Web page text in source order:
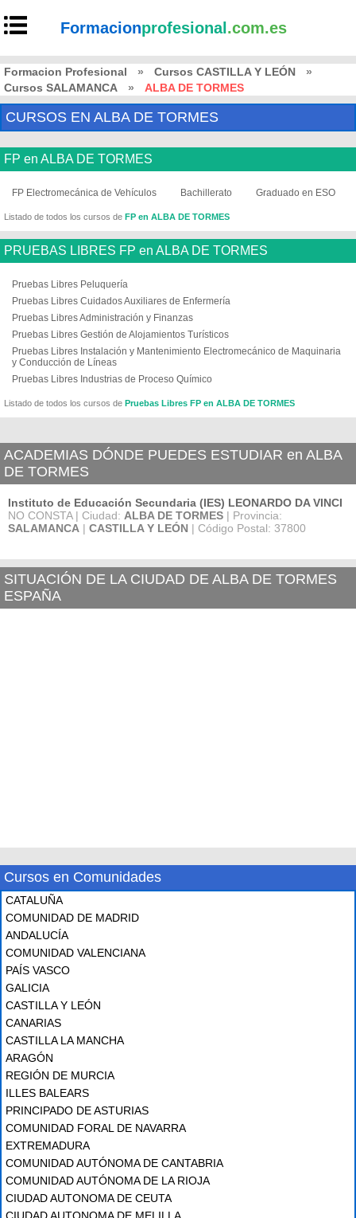
Formacionprofesional .com.es
Formacion Profesional » Cursos CASTILLA Y LEÓN
»
Cursos SALAMANCA
» ALBA DE TORMES
CURSOS EN ALBA DE TORMES
FP en ALBA DE TORMES
FP Electromecánica de Vehículos Bachillerato Graduado en ESO
Listado de todos los cursos de FP en ALBA DE TORMES
PRUEBAS LIBRES FP en ALBA DE TORMES
Pruebas Libres Peluquería
Pruebas Libres Cuidados Auxiliares de Enfermería
Pruebas Libres Administración y Finanzas
Pruebas Libres Gestión de Alojamientos Turísticos
Pruebas Libres Instalación y Mantenimiento Electromecánico de Maquinaria
y Conducción de Líneas
Pruebas Libres Industrias de Proceso Químico
Listado de todos los cursos de Pruebas Libres FP en ALBA DE TORMES
ACADEMIAS DÓNDE PUEDES ESTUDIAR en ALBA
DE TORMES
Instituto de Educación Secundaria (IES) LEONARDO DA VINCI
NO CONSTA | Ciudad: ALBA DE TORMES | Provincia:
SALAMANCA | CASTILLA Y LEÓN | Código Postal: 37800
SITUACIÓN DE LA CIUDAD DE ALBA DE TORMES
ESPAÑA
Cursos en Comunidades
CATALUÑA
COMUNIDAD DE MADRID
ANDALUCÍA
COMUNIDAD VALENCIANA
PAÍS VASCO
GALICIA
CASTILLA Y LEÓN
CANARIAS
CASTILLA LA MANCHA
ARAGÓN
REGIÓN DE MURCIA
ILLES BALEARS
PRINCIPADO DE ASTURIAS
COMUNIDAD FORAL DE NAVARRA
EXTREMADURA
COMUNIDAD AUTÓNOMA DE CANTABRIA
COMUNIDAD AUTÓNOMA DE LA RIOJA
CIUDAD AUTONOMA DE CEUTA